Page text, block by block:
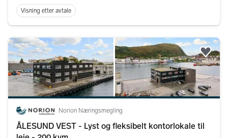
Visning etter avtale
Norion Næringsmegling
ÅLESUND VEST - Lyst og fleksibelt kontorlokale til